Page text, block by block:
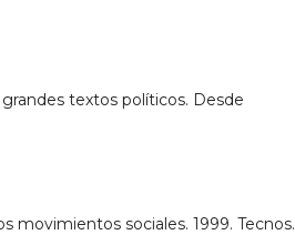
textos políticos. Desde
movimientos sociales. 1999. Tecnos.